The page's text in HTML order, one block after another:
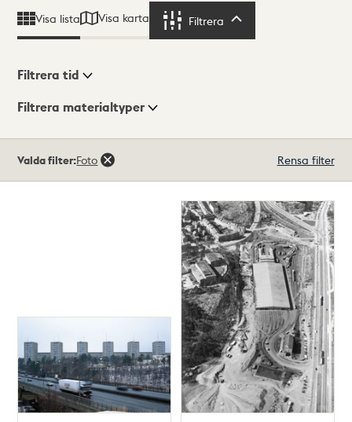
Visa lista Visa karta Filtrera
Visningsläge
Filtrera tid
Filtrera materialtyper
träffar
Valda filter:Foto Rensa filter